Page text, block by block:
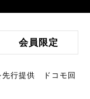
会員限定
先行提供 ドコモ回